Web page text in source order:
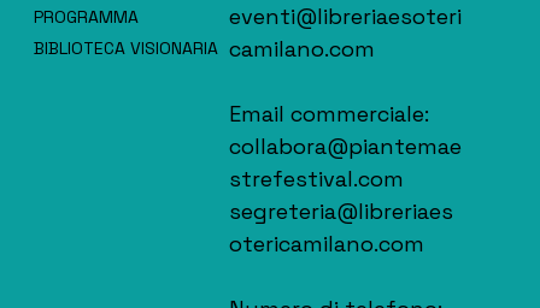
PROGRAMMA
BIBLIOTECA VISIONARIA
eventi@libreriaesoteri
camilano.com
Email commerciale:
collabora@piantemae
strefestival.com
segreteria@libreriaes
otericamilano.com